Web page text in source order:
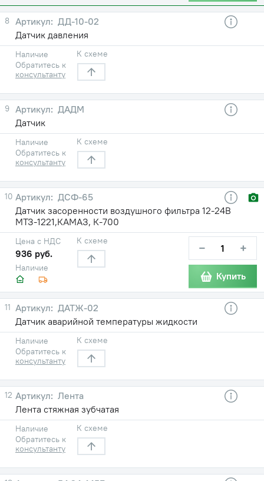
8
ДД-10-02
Датчик давления
Наличие
Обратитесь к
консультанту
К схеме
9
ДАДМ
Датчик
Наличие
Обратитесь к
консультанту
К схеме
10
ДСФ-65
Датчик засоренности воздушного фильтра 12-24В
МТЗ-1221,КАМАЗ, К-700
Наличие
Цена с НДС
936 руб.
К схеме − +
Купить
11
ДАТЖ-02
Датчик аварийной температуры жидкости
Наличие
Обратитесь к
консультанту
К схеме
12
Лента
Лента стяжная зубчатая
Наличие
Обратитесь к
консультанту
К схеме